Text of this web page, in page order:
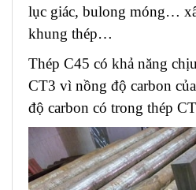
lục giác, bulong móng…
khung thép…
Thép C45 có khả năng
CT3 vì nồng độ carbon
độ carbon có trong thép